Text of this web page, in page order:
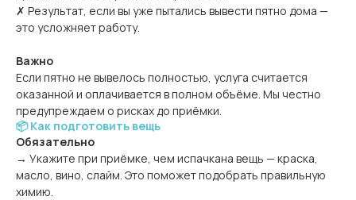
✗ Результат, если вы уже пытались вывести пятно дома —
это усложняет работу.
Важно
Если пятно не вывелось полностью, услуга считается
оказанной и оплачивается в полном объёме. Мы честно
предупреждаем о рисках до приёмки.
📦 Как подготовить вещь
Обязательно
→ Укажите при приёмке, чем испачкана вещь — краска,
масло, вино, слайм. Это поможет подобрать правильную
химию.